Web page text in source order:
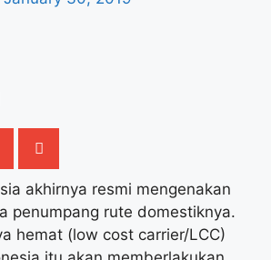
akhirnya resmi mengenakan
penumpang rute domestiknya.
hemat (low cost carrier/LCC)